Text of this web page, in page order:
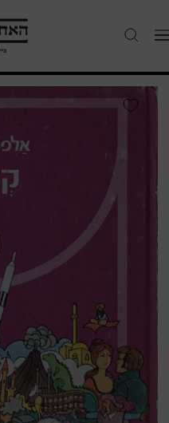
Navigation
האחים
גרין
קטינא